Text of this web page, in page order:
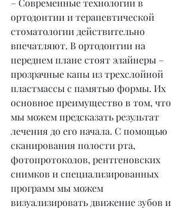
ортодонтии и терапевтической
стоматологии действительно
впечатляют. В ортодонтии на
переднем плане стоят элайнеры –
прозрачные капы из трехслойной
пластмассы с памятью формы. Их
основное преимущество в том, что
мы можем предсказать результат
лечения до его начала. С помощью
сканирования полости рта,
фотопротоколов, рентгеновских
снимков и специализированных
программ мы можем
визуализировать движение зубов и